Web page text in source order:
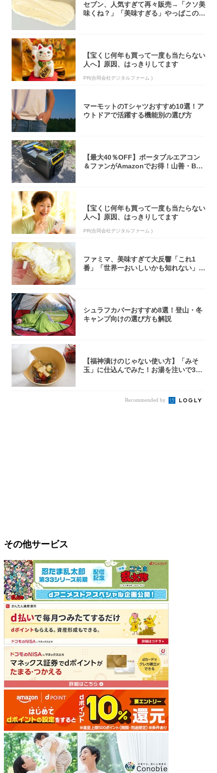
セブン、人気すぎて再々販売→「クソ美
味くね？」「美味すぎる」やっぱこのク
【宝くじ何年も買って一度も当たらない
人へ】原因、はっきりしてます
PR(合同会社デジタルファーム )
マーモットのTシャツおすすめ10選！ア
ウトドアで活躍する機能別の選び方
【最大40％OFF】ポータブルエアコン
＆ファンがAmazonでお得！山善・Bo
【宝くじ何年も買って一度も当たらない
人へ】原因、はっきりしてます
PR(合同会社デジタルファーム )
ファミマ、美味すぎて大反響「これ1
番」「世界一おいしいかも知れない」
シュラフカバーおすすめ8選！登山・冬
キャンプ向けの選び方も解説
【福神漬けのじゃない使い方】「みそ
玉」に仕込んでみた！お湯を注いで30
Recommended by
その他サービス